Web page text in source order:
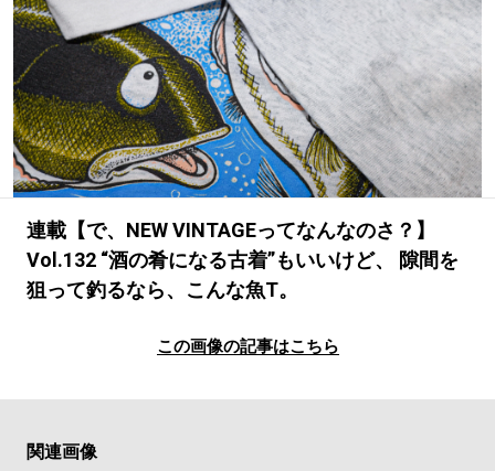
#NEW VINTAGE #マイナーグッド図鑑
#路地裏てぃーん。 #MONTHLY JOURNAL
#GH 銘品の所以 #フイナムのYouTube
#Commune H #FOCUS IT #AH.H
#ととけん #FASHION #MUSIC #MOVIE
#LIFESTYLE #SNEAKER #OUTDOOR
#SPORTS #HANDSOME HANDBOOK
連載【で、NEW VINTAGEってなんなのさ？】
Vol.132 “酒の肴になる古着”もいいけど、 隙間を
狙って釣るなら、こんな魚T。
この画像の記事はこちら
関連画像